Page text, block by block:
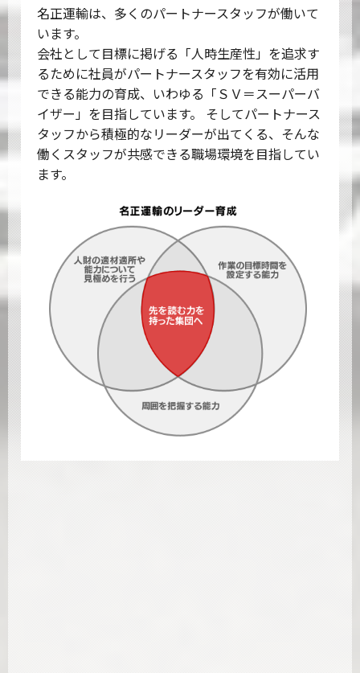
名正運輸は、多くのパートナースタッフが働いて
います。
会社として目標に掲げる「人時生産性」を追求す
るために社員がパートナースタッフを有効に活用
できる能力の育成、いわゆる「ＳＶ＝スーパーバ
イザー」を目指しています。 そしてパートナース
タッフから積極的なリーダーが出てくる、そんな
働くスタッフが共感できる職場環境を目指してい
ます。